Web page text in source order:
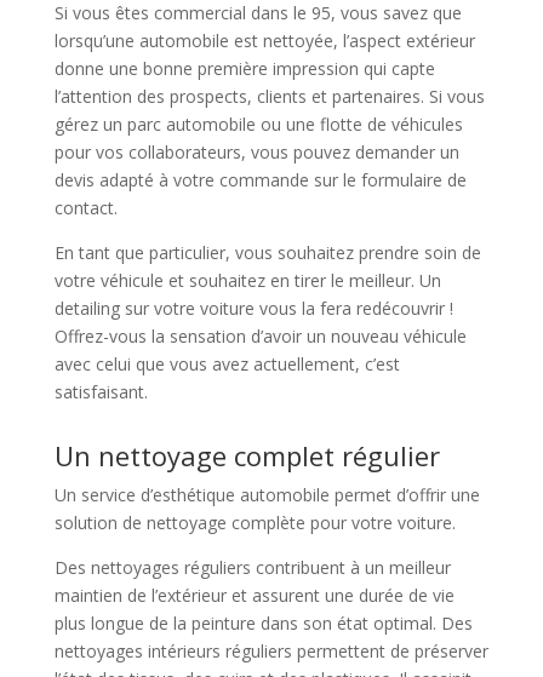
Si vous êtes commercial dans le 95, vous savez que
lorsqu’une automobile est nettoyée, l’aspect extérieur
donne une bonne première impression qui capte
l’attention des prospects, clients et partenaires. Si vous
gérez un parc automobile ou une flotte de véhicules
pour vos collaborateurs, vous pouvez demander un
devis adapté à votre commande sur le formulaire de
contact.
En tant que particulier, vous souhaitez prendre soin de
votre véhicule et souhaitez en tirer le meilleur. Un
detailing sur votre voiture vous la fera redécouvrir !
Offrez-vous la sensation d’avoir un nouveau véhicule
avec celui que vous avez actuellement, c’est
satisfaisant.
Un nettoyage complet régulier
Un service d’esthétique automobile permet d’offrir une
solution de nettoyage complète pour votre voiture.
Des nettoyages réguliers contribuent à un meilleur
maintien de l’extérieur et assurent une durée de vie
plus longue de la peinture dans son état optimal. Des
nettoyages intérieurs réguliers permettent de préserver